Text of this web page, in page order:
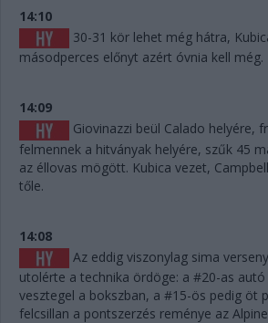
14:10
30-31 kör lehet még hátra,
másodperces előnyt azért óvnia kell még.
14:09
Giovinazzi beül Calado helyére,
felmennek a hitványak helyére, szűk 45
az éllovas mögött. Kubica vezet,
tőle.
14:08
Az eddig viszonylag sima
utolérte a technika ördöge: a #20-as
vesztegel a bokszban, a #15-ös pedig öt
felcsillan a pontszerzés reménye az